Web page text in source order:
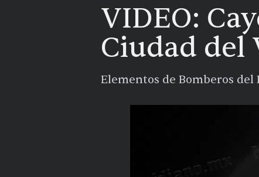
VIDEO:
Ciudad del
Elementos de Bomberos